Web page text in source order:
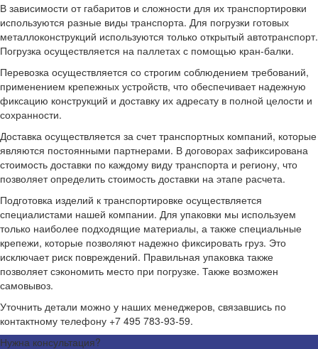
В зависимости от габаритов и сложности для их транспортировки
используются разные виды транспорта. Для погрузки готовых
металлоконструкций используются только открытый автотранспорт.
Погрузка осуществляется на паллетах с помощью кран-балки.
Перевозка осуществляется со строгим соблюдением требований,
применением крепежных устройств, что обеспечивает надежную
фиксацию конструкций и доставку их адресату в полной целости и
сохранности.
Доставка осуществляется за счет транспортных компаний, которые
являются постоянными партнерами. В договорах зафиксирована
стоимость доставки по каждому виду транспорта и региону, что
позволяет определить стоимость доставки на этапе расчета.
Подготовка изделий к транспортировке осуществляется
специалистами нашей компании. Для упаковки мы используем
только наиболее подходящие материалы, а также специальные
крепежи, которые позволяют надежно фиксировать груз. Это
исключает риск повреждений. Правильная упаковка также
позволяет сэкономить место при погрузке. Также возможен
самовывоз.
Уточнить детали можно у наших менеджеров, связавшись по
контактному телефону +7 495 783-93-59.
Нужна консультация?